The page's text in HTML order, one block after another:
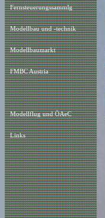
Fernsteuerungssammlg
Modellbau und -technik
Modellbaumarkt
FMBC Austria
Modellflug und ÖAeC
Links